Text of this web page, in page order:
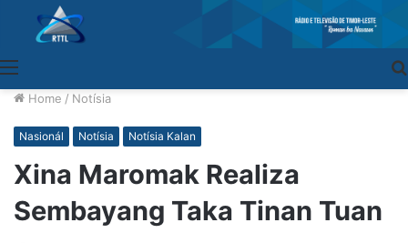
Home / Notísia
Nasionál Notísia Notísia Kalan
Xina Maromak Realiza
Sembayang Taka Tinan Tuan